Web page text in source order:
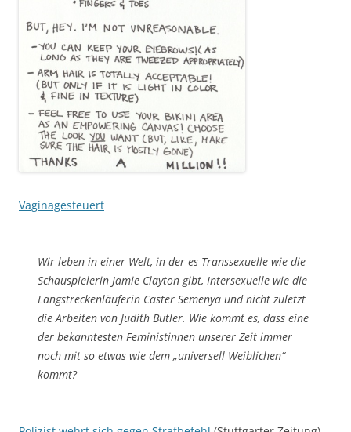
Vaginagesteuert
Wir leben in einer Welt, in der es Transsexuelle wie die
Schauspielerin Jamie Clayton gibt, Intersexuelle wie die
Langstreckenläuferin Caster Semenya und nicht zuletzt
die Arbeiten von Judith Butler. Wie kommt es, dass eine
der bekanntesten Feministinnen unserer Zeit immer
noch mit so etwas wie dem „universell Weiblichen“
kommt?